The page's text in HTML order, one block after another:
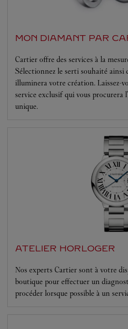
MON DIAMANT PAR
Cartier offre des services à la
Sélectionnez le serti souhaité ainsi
illuminera votre création. Laissez-
service exclusif qui vous
unique.
ATELIER HORLOGER
Nos experts Cartier sont à votre
boutique pour effectuer un
procéder lorsque possible à un